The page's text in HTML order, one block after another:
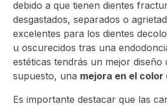
debido a que tienen dientes
desgastados, separados o
excelentes para los dientes
u oscurecidos tras una
estéticas tendrás un mejor
supuesto, una mejora en el
Es importante destacar que las